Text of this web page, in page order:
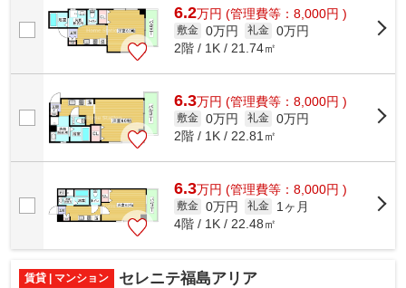
6.2万円 (管理費等：8,000円 )
敷金 0万円 礼金 0万円
2階 / 1K / 21.74㎡
6.3万円 (管理費等：8,000円 )
敷金 0万円 礼金 0万円
2階 / 1K / 22.81㎡
6.3万円 (管理費等：8,000円 )
敷金 0万円 礼金
1ヶ月
4階 / 1K / 22.48㎡
賃貸 | マンション セレニテ福島アリア